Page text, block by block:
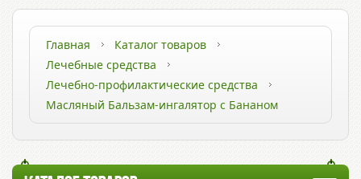
Главная
Каталог товаров
Лечебные средства
Лечебно-профилактические средства
Масляный Бальзам-ингалятор с Бананом